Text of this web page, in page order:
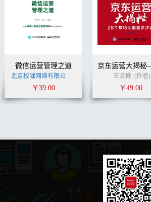
微信运营管理之道
北京校咖网络有限公司
￥39.00
王文峰 (作者)
￥49.00